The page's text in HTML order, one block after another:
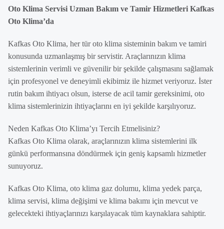
Oto Klima Servisi Uzman Bakım ve Tamir Hizmetleri Kafkas
Oto Klima’da
Kafkas Oto Klima, her tür oto klima sisteminin bakım ve tamiri
konusunda uzmanlaşmış bir servistir. Araçlarınızın klima
sistemlerinin verimli ve güvenilir bir şekilde çalışmasını sağlamak
için profesyonel ve deneyimli ekibimiz ile hizmet veriyoruz. İster
rutin bakım ihtiyacı olsun, isterse de acil tamir gereksinimi, oto
klima sistemlerinizin ihtiyaçlarını en iyi şekilde karşılıyoruz.
Neden Kafkas Oto Klima’yı Tercih Etmelisiniz?
Kafkas Oto Klima olarak, araçlarınızın klima sistemlerini ilk
günkü performansına döndürmek için geniş kapsamlı hizmetler
sunuyoruz.
Kafkas Oto Klima, oto klima gaz dolumu, klima yedek parça,
klima servisi, klima değişimi ve klima bakımı için mevcut ve
gelecekteki ihtiyaçlarınızı karşılayacak tüm kaynaklara sahiptir.